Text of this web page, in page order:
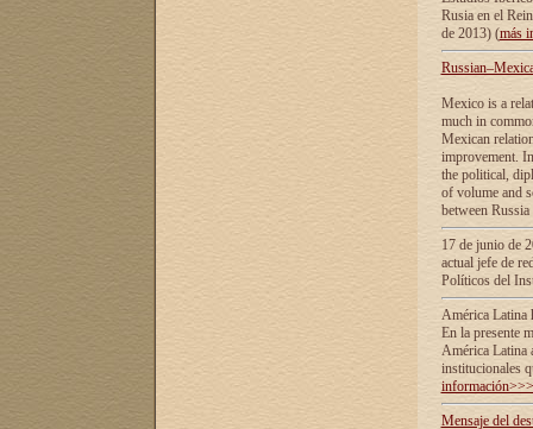
Rusia en el
de 2013) (más
Mexico is a
much in
Mexican
improvement.
the political,
of volume and
between
17 de junio de
actual jefe de
Políticos del
América Latina
En la presente
América Latina
institucionales
información>>>
Mensaje del